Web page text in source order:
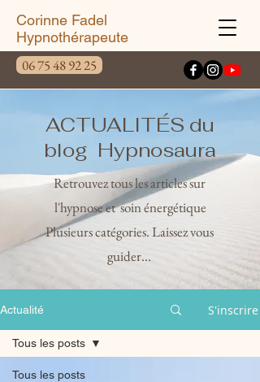
06 75 48 92 25
Corinne Fadel
Hypnothérapeute
ACTUALITÉS du
blog Hypnosaura
Retrouvez tous les articles sur
l'hypnose et soin énergétique
Plusieurs catégories. Laissez vous
guider...
Actualité S'inscrire
Tous les posts
Tous les posts